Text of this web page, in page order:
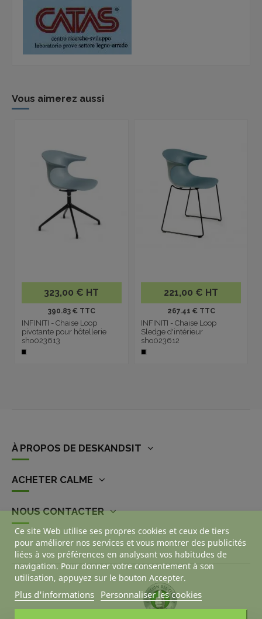
Vous aimerez aussi
323,00 € HT
390.83 € TTC
INFINITI - Chaise Loop
pivotante pour hôtellerie
sho023613
221,00 € HT
267.41 € TTC
INFINITI - Chaise Loop
Sledge d'intérieur
sho023612
À PROPOS DE DESKANDSIT
ACHETER CALME
NOUS CONTACTER
Ce site Web utilise ses propres cookies et ceux de tiers
pour améliorer nos services et vous montrer des publicités
liées à vos préférences en analysant vos habitudes de
navigation. Pour donner votre consentement à son
utilisation, appuyez sur le bouton Accepter.
Plus d'informations Personnaliser les cookies